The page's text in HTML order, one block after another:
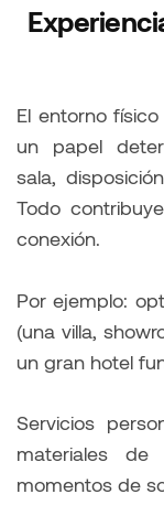
El entorno
un papel
sala,
Todo
conexión.
Por ejemplo:
(una villa,
un gran hotel
Servicios
materiales de
momentos de